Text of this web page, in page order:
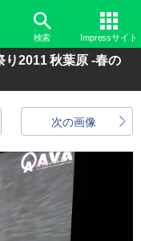
検索 Impressサイト
2011 秋葉原 -春の
次の画像